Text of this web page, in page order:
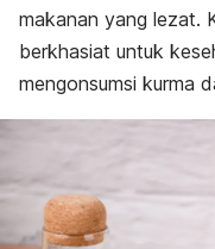
makanan yang lezat.
berkhasiat untuk
mengonsumsi kurma